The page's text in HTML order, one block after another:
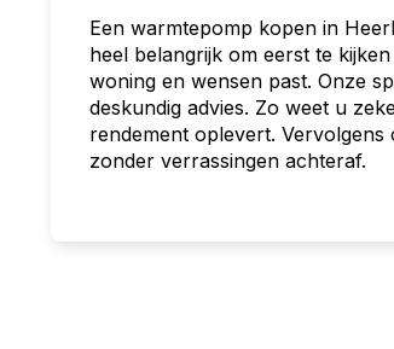
Een warmtepomp kopen in
heel belangrijk om eerst te
woning en wensen past. Onze
deskundig advies. Zo weet u
rendement oplevert.
zonder verrassingen achteraf.